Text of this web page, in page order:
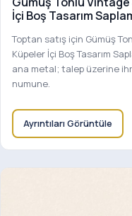
İçi Boş Tasarım
Toptan satış için Gümüş
Küpeler İçi Boş Tasarım
ana metal; talep üzerine
numune.
Ayrıntıları Görüntüle